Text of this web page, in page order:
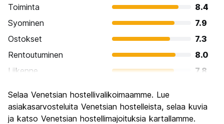
Toiminta
8.4
Syominen
7.9
Ostokset
7.3
Rentoutuminen
8.0
Liikenne
7.8
Kulttuuri
9.2
Yöelämä
Selaa Venetsian hostellivalikoimaamme. Lue
asiakasarvosteluita Venetsian hostelleista, selaa kuvia
ja katso Venetsian hostellimajoituksia kartallamme.